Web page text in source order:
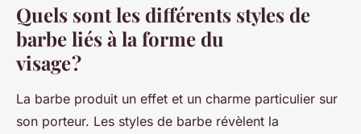
Quels sont les différents styles de
barbe liés à la forme du
visage ?
La barbe produit un effet et un charme particulier sur
son porteur. Les styles de barbe révèlent la